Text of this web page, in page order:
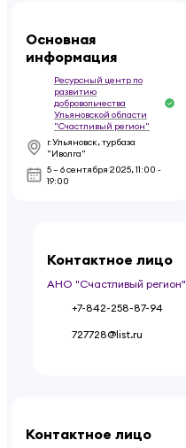
Основная
информация
Ресурсный центр по
развитию
добровольчества
Ульяновской области
"Счастливый регион"
г. Ульяновск, турбаза
"Иволга"
5 – 6 сентября 2025,11:00 -
19:00
Контактное лицо
АНО "Счастливый регион"
+7-842-258-87-94
727728@list.ru
Контактное лицо